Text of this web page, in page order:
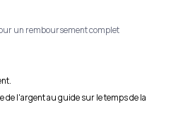
un remboursement complet
de l'argent au guide sur le temps de la